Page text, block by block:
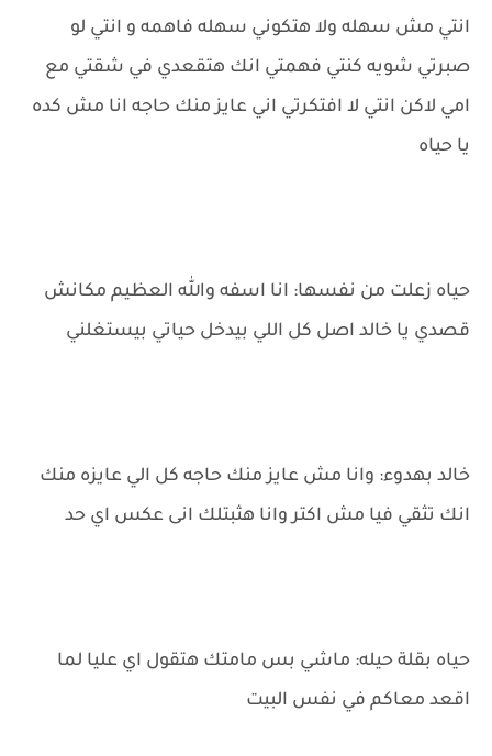
انتي مش سهله ولا هتكوني سهله فاهمه و انتي لو
صبرتي شويه كنتي فهمتي انك هتقعدي في شقتي مع
امي لاكن انتي لا افتكرتي اني عايز منك حاجه انا مش كده
يا حياه
حياه زعلت من نفسها: انا اسفه والله العظيم مكانش
قصدي يا خالد اصل كل اللي بيدخل حياتي بيستغلني
خالد بهدوء: وانا مش عايز منك حاجه كل الي عايزه منك
انك تثقي فيا مش اكتر وانا هثبتلك انى عكس اي حد
حياه بقلة حيله: ماشي بس مامتك هتقول اي عليا لما
اقعد معاكم في نفس البيت